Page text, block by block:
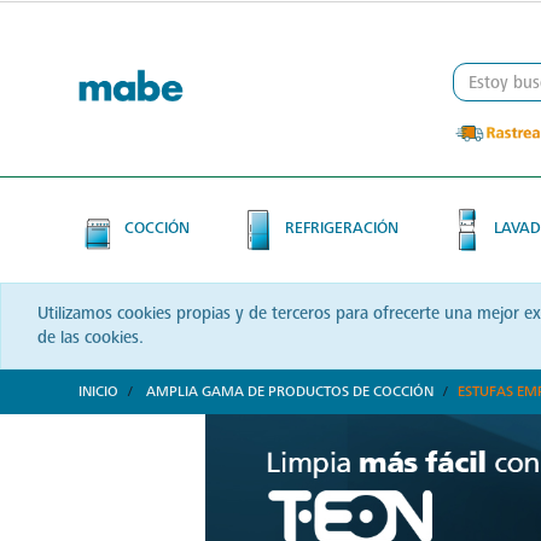
COCCIÓN REFRIGERACIÓN
Utilizamos cookies propias y de terceros para ofrecerte una mejor
de las cookies.
INICIO AMPLIA GAMA DE PRODUCTOS DE COCCIÓN ESTUFAS